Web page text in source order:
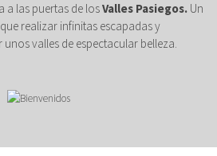
a las puertas de losValles Pasiegos. Un
realizar infinitas escapadas y
valles de espectacular belleza.